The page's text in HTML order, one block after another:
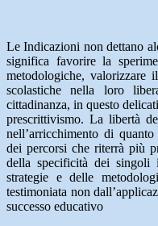
Le Indicazioni non dettano
significa favorire la
metodologiche, valorizzare
scolastiche nella loro
cittadinanza, in questo
prescrittivismo. La libertà
nell’arricchimento di
dei percorsi che riterrà più
della specificità dei singoli
strategie e delle
testimoniata non
successo educativo